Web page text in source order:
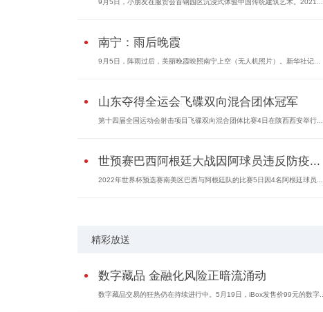
9月5日，小朋友在服贸会首钢园区沉浸式体验中国传统建筑艺术。2021...
南宁：雨后晚霞
9月5日，阵雨过后，美丽晚霞映照南宁上空（无人机照片）。新华社记...
山东夺得全运会飞碟双向混合团体冠军
第十四届全国运动会射击项目飞碟双向混合团体比赛4日在陕西西安举行...
世预赛巴西阿根廷大战因阿球员违反防疫...
2022年世界杯预选赛南美区巴西与阿根廷队的比赛5日因4名阿根廷球员...
精彩放送
数字藏品 金融化风险正暗流涌动
数字藏品交易的狂热仍在持续进行中。5月19日，iBox发售价99元的数字...